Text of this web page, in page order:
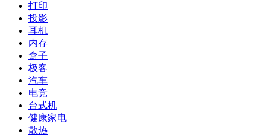
打印
投影
耳机
内存
盒子
极客
汽车
电竞
台式机
健康家电
散热